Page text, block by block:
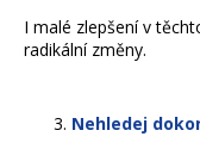
I malé zlepšení v
radikální změny.
Nehledej